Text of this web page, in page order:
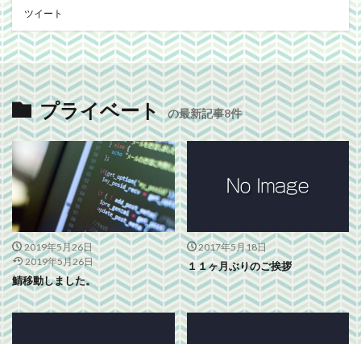
ツイート
プライベート の最新記事8件
2019年5月26日
2019年5月26日
鯖移動しました。
2017年5月18日
１１ヶ月ぶりのご挨拶